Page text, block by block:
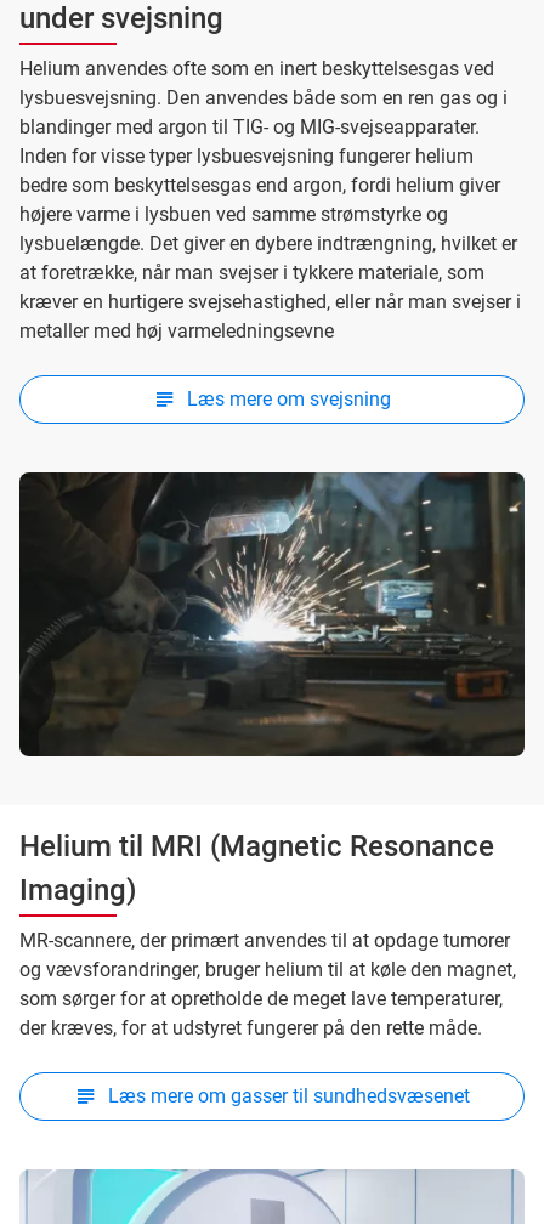
under svejsning
Helium anvendes ofte som en inert beskyttelsesgas ved
lysbuesvejsning. Den anvendes både som en ren gas og i
blandinger med argon til TIG- og MIG-svejseapparater.
Inden for visse typer lysbuesvejsning fungerer helium
bedre som beskyttelsesgas end argon, fordi helium giver
højere varme i lysbuen ved samme strømstyrke og
lysbuelængde. Det giver en dybere indtrængning, hvilket er
at foretrække, når man svejser i tykkere materiale, som
kræver en hurtigere svejsehastighed, eller når man svejser i
metaller med høj varmeledningsevne
Læs mere om svejsning
Helium til MRI (Magnetic Resonance
Imaging)
MR-scannere, der primært anvendes til at opdage tumorer
og vævsforandringer, bruger helium til at køle den magnet,
som sørger for at opretholde de meget lave temperaturer,
der kræves, for at udstyret fungerer på den rette måde.
Læs mere om gasser til sundhedsvæsenet